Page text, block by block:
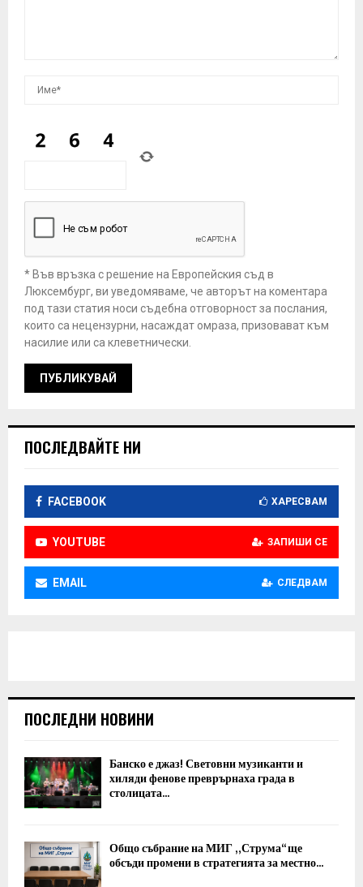
* Във връзка с решение на Европейския съд в
Люксембург, ви уведомяваме, че авторът на коментара
под тази статия носи съдебна отговорност за послания,
които са нецензурни, насаждат омраза, призовават към
насилие или са клеветнически.
ПОСЛЕДВАЙТЕ НИ
FACEBOOK ХАРЕСВАМ
YOUTUBE ЗАПИШИ СЕ
EMAIL СЛЕДВАМ
ПОСЛЕДНИ НОВИНИ
Банско е джаз! Световни музиканти и
хиляди фенове преврърнаха града в
столицата...
Общо събрание на МИГ „Струма“ ще
обсъди промени в стратегията за местно...